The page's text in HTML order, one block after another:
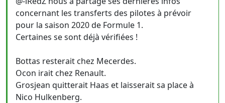
concernant les transferts des pilotes à prévoir
pour la saison 2020 de Formule 1.
Certaines se sont déjà vérifiées !
Bottas resterait chez Mecerdes.
Ocon irait chez Renault.
Grosjean quitterait Haas et laisserait sa place à
Nico Hulkenberg.